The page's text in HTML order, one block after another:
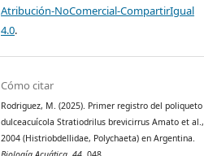
Atribución-NoComercial-CompartirIgual
4.0.
Cómo citar
Rodriguez, M. (2025). Primer registro del poliqueto
dulceacuícola Stratiodrilus brevicirrus Amato et al.,
2004 (Histriobdellidae, Polychaeta) en Argentina.